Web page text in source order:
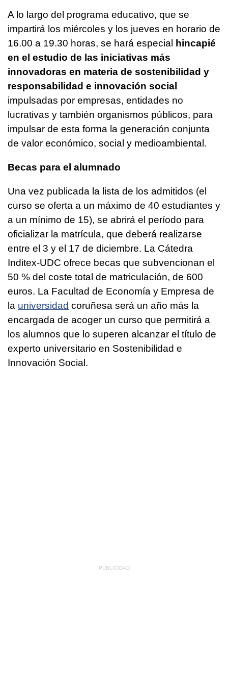
A lo largo del programa educativo, que se
impartirá los miércoles y los jueves en horario de
16.00 a 19.30 horas, se hará especial hincapié
en el estudio de las iniciativas más
innovadoras en materia de sostenibilidad y
responsabilidad e innovación social
impulsadas por empresas, entidades no
lucrativas y también organismos públicos, para
impulsar de esta forma la generación conjunta
de valor económico, social y medioambiental.
Becas para el alumnado
Una vez publicada la lista de los admitidos (el
curso se oferta a un máximo de 40 estudiantes y
a un mínimo de 15), se abrirá el período para
oficializar la matrícula, que deberá realizarse
entre el 3 y el 17 de diciembre. La Cátedra
Inditex-UDC ofrece becas que subvencionan el
50 % del coste total de matriculación, de 600
euros. La Facultad de Economía y Empresa de
la universidad coruñesa será un año más la
encargada de acoger un curso que permitirá a
los alumnos que lo superen alcanzar el título de
experto universitario en Sostenibilidad e
Innovación Social.